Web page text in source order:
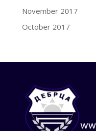
November 2017
October 2017